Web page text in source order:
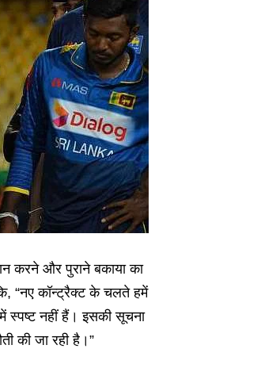
करने और पुराने बकाया का
“नए कॉन्ट्रैक्ट के चलते हमें
स्पष्ट नहीं हैं। इसकी सूचना
की जा रही है।”